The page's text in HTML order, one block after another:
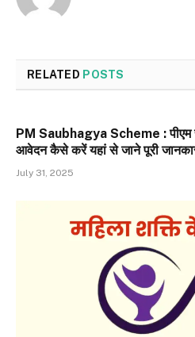
RELATED POSTS
PM Saubhagya Scheme : पीएम
आवेदन कैसे करें यहां से जाने पूरी
July 31, 2025